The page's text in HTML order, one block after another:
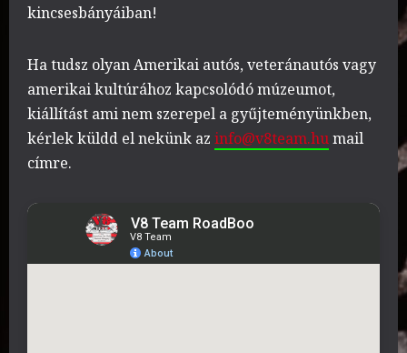
kincsesbányáiban!
Ha tudsz olyan Amerikai autós, veteránautós vagy
amerikai kultúrához kapcsolódó múzeumot,
kiállítást ami nem szerepel a gyűjteményünkben,
kérlek küldd el nekünk az info@v8team.humail
címre.